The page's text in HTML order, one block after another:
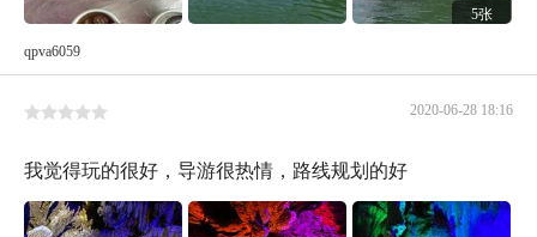
5张
qpva6059
2020-06-28 18:16
我觉得玩的很好，导游很热情，路线规划的好